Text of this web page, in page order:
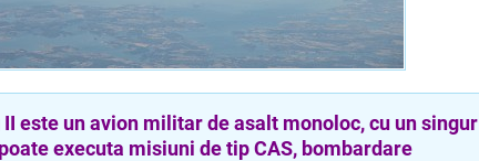
un avion militar de asalt monoloc, cu un singur
executa misiuni de tip CAS, bombardare